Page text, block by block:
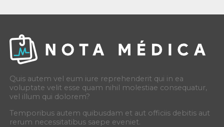
Quis autem vel eum iure reprehenderit qui in ea
voluptate velit esse quam nihil molestiae consequatur,
vel illum qui dolorem?
Temporibus autem quibusdam et aut officiis debitis aut
rerum necessitatibus saepe eveniet.